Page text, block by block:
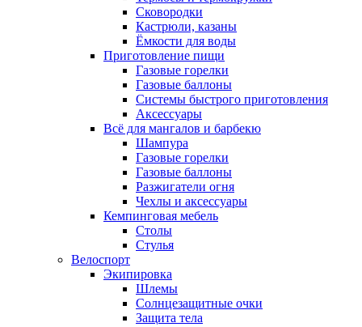
Сковородки
Кастрюли, казаны
Ёмкости для воды
Приготовление пищи
Газовые горелки
Газовые баллоны
Системы быстрого приготовления
Аксессуары
Всё для мангалов и барбекю
Шампура
Газовые горелки
Газовые баллоны
Разжигатели огня
Чехлы и аксессуары
Кемпинговая мебель
Столы
Стулья
Велоспорт
Экипировка
Шлемы
Солнцезащитные очки
Защита тела